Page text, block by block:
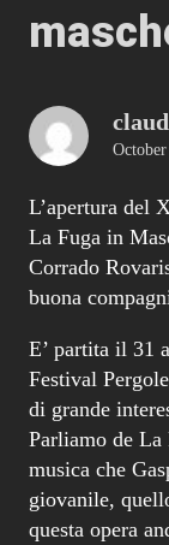
L’apertura del
La Fuga in
Corrado
buona
E’ partita il 31
Festival
di grande
Parliamo de La
musica che
giovanile,
questa opera